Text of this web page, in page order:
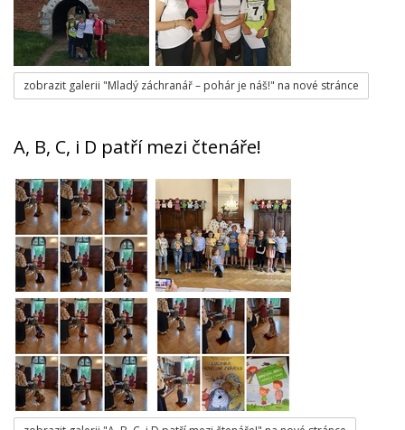
zobrazit galerii "Mladý záchranář – pohár je náš!" na nové stránce
A, B, C, i D patří mezi čtenáře!